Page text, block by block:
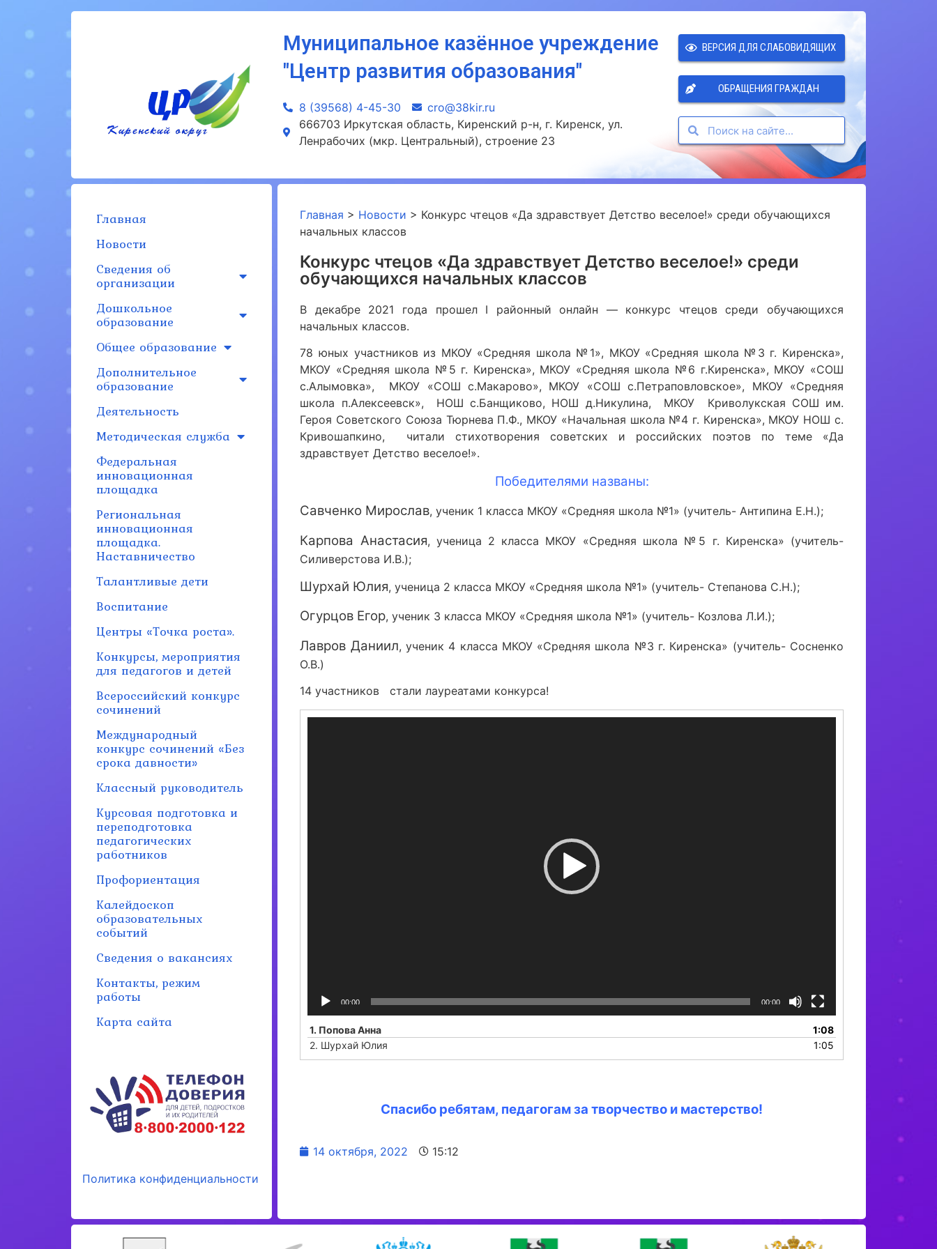
Муниципальное казённое учреждение
"Центр развития образования"
8 (39568) 4-45-30
сro@38kir.ru
666703 Иркутская область, Киренский р-н, г. Киренск, ул.
Ленрабочих (мкр. Центральный), строение 23
ВЕРСИЯ ДЛЯ СЛАБОВИДЯЩИХ
ОБРАЩЕНИЯ ГРАЖДАН
Главная
Новости
Сведения об
организации
Дошкольное
образование
Общее образование
Дополнительное
образование
Деятельность
Методическая служба
Федеральная
инновационная
площадка
Региональная
инновационная
площадка.
Наставничество
Талантливые дети
Воспитание
Центры «Точка роста».
Конкурсы, мероприятия
для педагогов и детей
Всероссийский конкурс
сочинений
Международный
конкурс сочинений «Без
срока давности»
Классный руководитель
Курсовая подготовка и
переподготовка
педагогических
работников
Профориентация
Калейдоскоп
образовательных
событий
Сведения о вакансиях
Контакты, режим
работы
Карта сайта
Политика конфиденциальности
Главная > Новости > Конкурс чтецов «Да здравствует Детство веселое!» среди обучающихся
начальных классов
Конкурс чтецов «Да здравствует Детство веселое!» среди
обучающихся начальных классов
В декабре 2021 года прошел I районный онлайн — конкурс чтецов среди обучающихся
начальных классов.
78 юных участников из МКОУ «Средняя школа №1», МКОУ «Средняя школа №3 г. Киренска»,
МКОУ «Средняя школа №5 г. Киренска», МКОУ «Средняя школа №6 г.Киренска», МКОУ «СОШ
с.Алымовка», МКОУ «СОШ с.Макарово», МКОУ «СОШ с.Петраповловское», МКОУ «Средняя
школа п.Алексеевск», НОШ с.Банщиково, НОШ д.Никулина, МКОУ Криволукская СОШ им.
Героя Советского Союза Тюрнева П.Ф., МКОУ «Начальная школа №4 г. Киренска», МКОУ НОШ с.
Кривошапкино, читали стихотворения советских и российских поэтов по теме «Да
здравствует Детство веселое!».
Победителями названы:
Савченко Мирослав, ученик 1 класса МКОУ «Средняя школа №1» (учитель- Антипина Е.Н.);
Карпова Анастасия, ученица 2 класса МКОУ «Средняя школа №5 г. Киренска» (учитель-
Силиверстова И.В.);
Шурхай Юлия, ученица 2 класса МКОУ «Средняя школа №1» (учитель- Степанова С.Н.);
Огурцов Егор, ученик 3 класса МКОУ «Средняя школа №1» (учитель- Козлова Л.И.);
Лавров Даниил, ученик 4 класса МКОУ «Средняя школа №3 г. Киренска» (учитель- Сосненко
О.В.)
14 участников стали лауреатами конкурса!
00:00 00:00
1. Попова Анна
1:08
2. Шурхай Юлия 1:05
Спасибо ребятам, педагогам за творчество и мастерство!
14 октября, 2022 15:12